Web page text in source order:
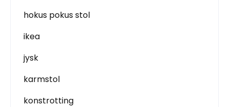
hokus pokus stol
ikea
jysk
karmstol
konstrotting